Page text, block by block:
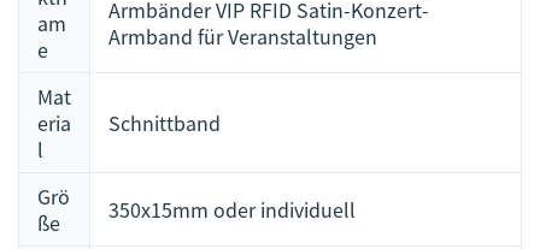
am
e
Armbänder VIP RFID Satin-Konzert-
Armband für Veranstaltungen
Mat
eria
l
Schnittband
Grö
ße
350x15mm oder individuell